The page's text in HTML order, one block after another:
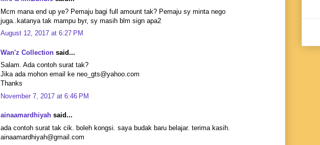
Mcm mana end up ye? Pemaju bagi full amount tak? Pemaju sy minta nego
juga..katanya tak mampu byr, sy masih blm sign apa2
August 12, 2017 at 6:27 PM
Wan'z Collection said...
Salam. Ada contoh surat tak?
Jika ada mohon email ke neo_gts@yahoo.com
Thanks
November 7, 2017 at 6:46 PM
ainaamardhiyah said...
ada contoh surat tak cik. boleh kongsi. saya budak baru belajar. terima kasih.
ainaamardhiyah@gmail.com